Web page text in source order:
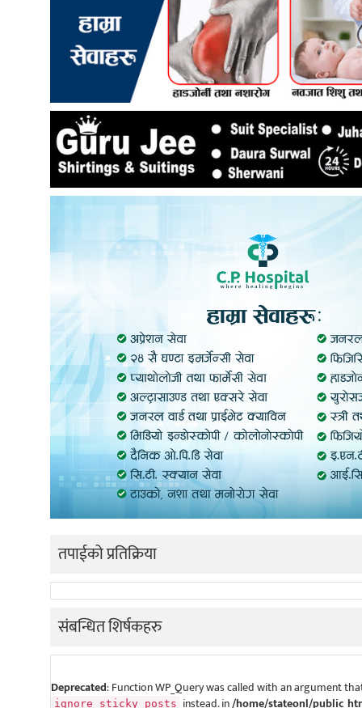
तपाईको प्रतिक्रिया
संबन्धित शिर्षकहरु
Deprecated: Function WP_Query was called with an argument
ignore_sticky_posts instead. in/home/stateonl/